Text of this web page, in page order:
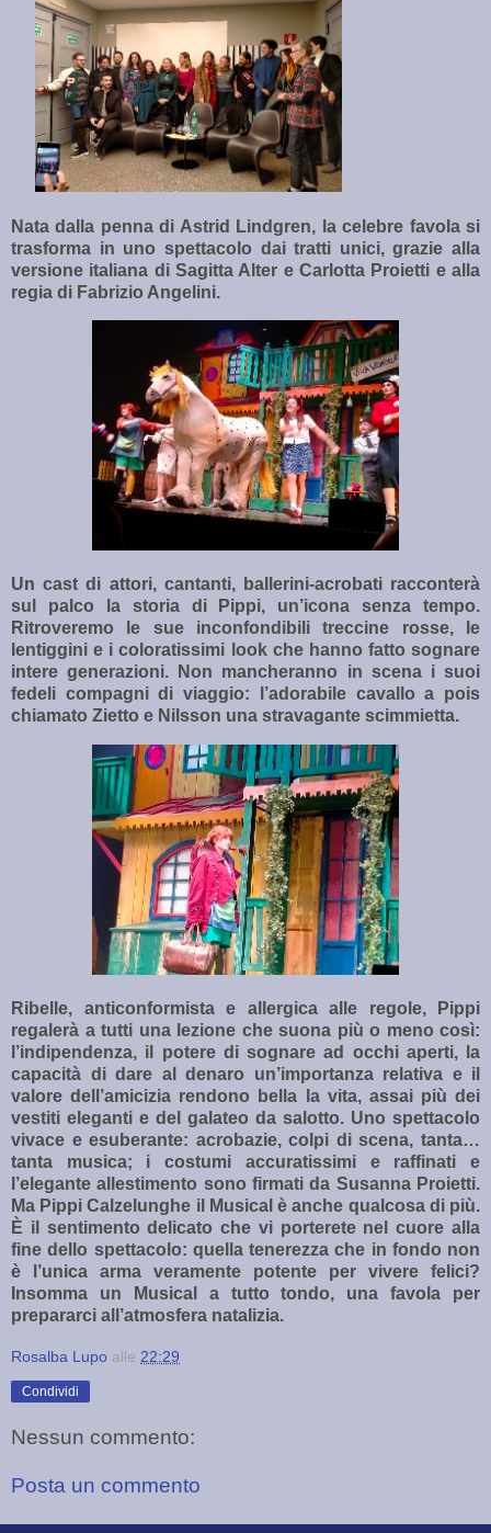
Nata dalla penna di Astrid Lindgren, la celebre favola si
trasforma in uno spettacolo dai tratti unici, grazie alla
versione italiana di Sagitta Alter e Carlotta Proietti e alla
regia di Fabrizio Angelini.
Un cast di attori, cantanti, ballerini-acrobati racconterà
sul palco la storia di Pippi, un’icona senza tempo.
Ritroveremo le sue inconfondibili treccine rosse, le
lentiggini e i coloratissimi look che hanno fatto sognare
intere generazioni. Non mancheranno in scena i suoi
fedeli compagni di viaggio: l’adorabile cavallo a pois
chiamato Zietto e Nilsson una stravagante scimmietta.
Ribelle, anticonformista e allergica alle regole, Pippi
regalerà a tutti una lezione che suona più o meno così:
l’indipendenza, il potere di sognare ad occhi aperti, la
capacità di dare al denaro un’importanza relativa e il
valore dell’amicizia rendono bella la vita, assai più dei
vestiti eleganti e del galateo da salotto. Uno spettacolo
vivace e esuberante: acrobazie, colpi di scena, tanta…
tanta musica; i costumi accuratissimi e raffinati e
l’elegante allestimento sono firmati da Susanna Proietti.
Ma Pippi Calzelunghe il Musical è anche qualcosa di più.
È il sentimento delicato che vi porterete nel cuore alla
fine dello spettacolo: quella tenerezza che in fondo non
è l’unica arma veramente potente per vivere felici?
Insomma un Musical a tutto tondo, una favola per
prepararci all’atmosfera natalizia.
Rosalba Lupo alle 22:29
Condividi
Nessun commento:
Posta un commento